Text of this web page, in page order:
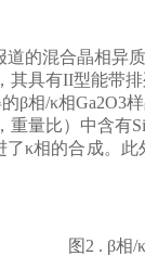
道的混合晶相异
其具有II型能带
β相/κ相Ga2O3
，重量比）中含
κ相的合成。此
图2 . β相/